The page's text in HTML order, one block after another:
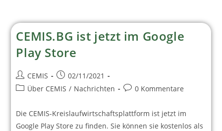
CEMIS.BG ist jetzt im Google
Play Store
CEMIS
02/11/2021
Über CEMIS / Nachrichten 0 Kommentare
Die CEMIS-Kreislaufwirtschaftsplattform ist jetzt im
Google Play Store zu finden. Sie können sie kostenlos als